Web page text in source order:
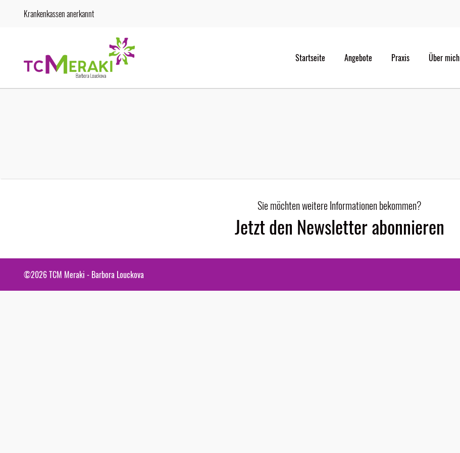
Krankenkassen anerkannt
Startseite Angebote Praxis Über mich
Sie möchten weitere Informationen bekommen?
Jetzt den Newsletter abonnieren
©2026TCM Meraki - Barbora Louckova